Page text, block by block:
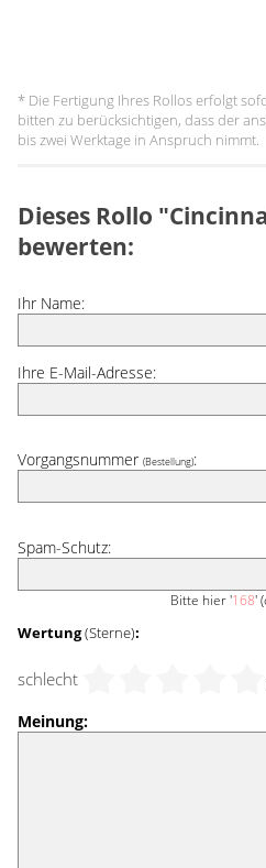
* Die Fertigung Ihres Rollos erfolgt
bitten zu berücksichtigen, dass der
bis zwei Werktage in Anspruch nimmt.
Dieses Rollo
bewerten:
Ihr Name:
Ihre E-Mail-Adresse:
Vorgangsnummer (Bestellung):
Spam-Schutz:
Bitte hier '168'
Wertung(Sterne):
schlecht
Meinung: